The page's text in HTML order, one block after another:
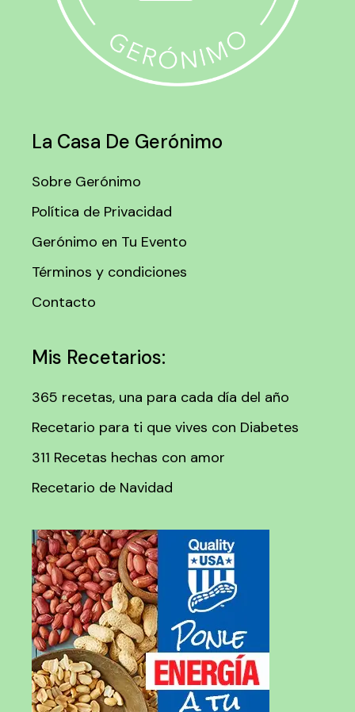
La Casa De Gerónimo
Sobre Gerónimo
Política de Privacidad
Gerónimo en Tu Evento
Términos y condiciones
Contacto
Mis Recetarios:
365 recetas, una para cada día del año
Recetario para ti que vives con Diabetes
311 Recetas hechas con amor
Recetario de Navidad